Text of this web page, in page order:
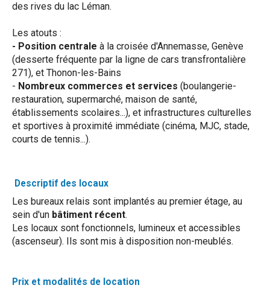
des rives du lac Léman.
Les atouts :
- Position centrale à la croisée d'Annemasse, Genève
(desserte fréquente par la ligne de cars transfrontalière
271), et Thonon-les-Bains
- Nombreux commerces et services (boulangerie-
restauration, supermarché, maison de santé,
établissements scolaires...), et infrastructures culturelles
et sportives à proximité immédiate (cinéma, MJC, stade,
courts de tennis...).
Descriptif des locaux
Les bureaux relais sont implantés au premier étage, au
sein d'un bâtiment récent.
Les locaux sont fonctionnels, lumineux et accessibles
(ascenseur). Ils sont mis à disposition non-meublés.
Prix et modalités de location